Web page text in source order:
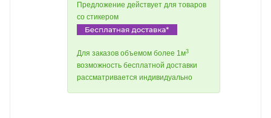
Предложение действует для товаров
со стикером
Для заказов объемом более 1м3
возможность бесплатной доставки
рассматривается индивидуально